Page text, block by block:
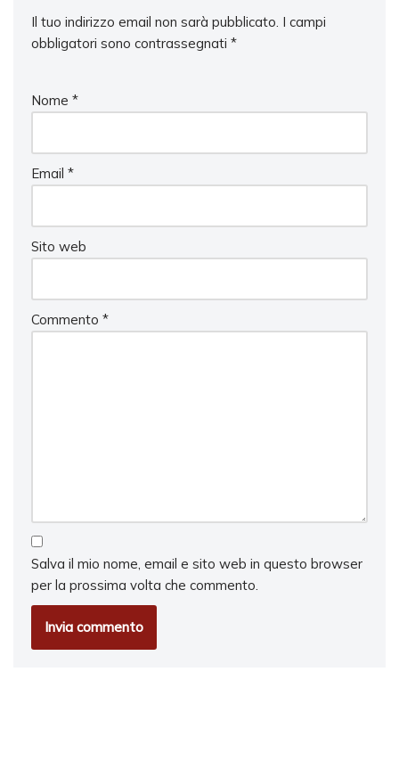
Il tuo indirizzo email non sarà pubblicato. I campi
obbligatori sono contrassegnati *
Nome *
Email *
Sito web
Commento *
Salva il mio nome, email e sito web in questo browser
per la prossima volta che commento.